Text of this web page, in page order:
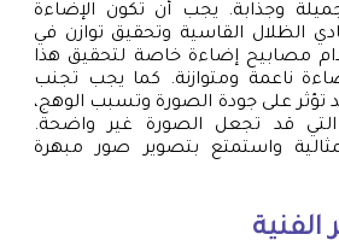
وجذابة. يجب أن تكون الإضاءة
الظلال القاسية وتحقيق توازن في
مصابيح إضاءة خاصة لتحقيق هذا
ناعمة ومتوازنة. كما يجب تجنب
قد تؤثر على جودة الصورة وتسبب الوهج،
التي قد تجعل الصورة غير واضحة.
واستمتع بتصوير صور مبهرة
الفنية